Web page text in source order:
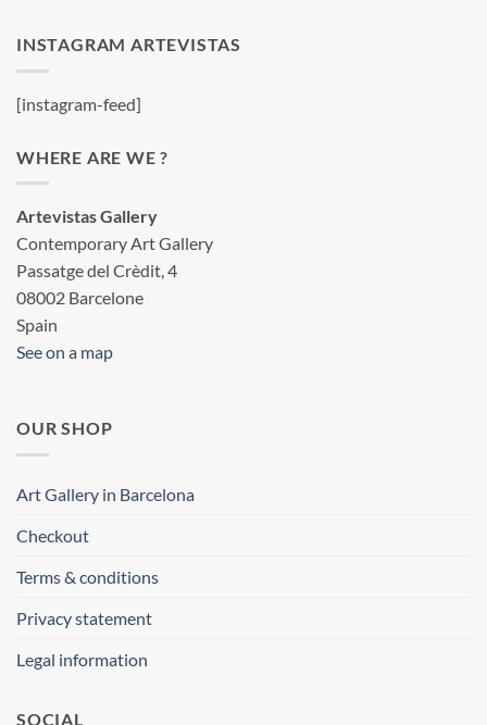
INSTAGRAM ARTEVISTAS
[instagram-feed]
WHERE ARE WE ?
Artevistas Gallery
Contemporary Art Gallery
Passatge del Crèdit, 4
08002 Barcelone
Spain
See on a map
OUR SHOP
Art Gallery in Barcelona
Checkout
Terms & conditions
Privacy statement
Legal information
SOCIAL